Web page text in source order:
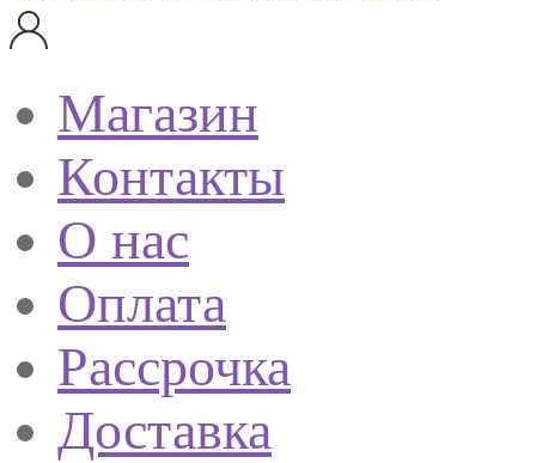
Магазин
Контакты
О нас
Оплата
Рассрочка
Доставка